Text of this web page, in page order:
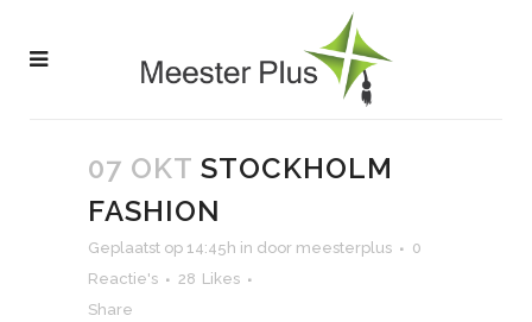
07 OKT STOCKHOLM
FASHION
Geplaatst op 14:45h in door meesterplus
0
Reactie's
28 Likes
Share